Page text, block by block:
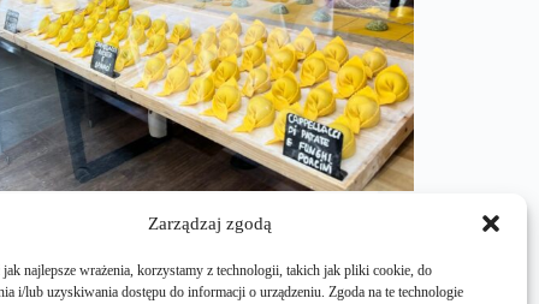
Zarządzaj zgodą
najlepsze wrażenia, korzystamy z technologii, takich jak pliki cookie, do
i/lub uzyskiwania dostępu do informacji o urządzeniu. Zgoda na te technologie
świecie. To miasto piękne i na wskroś
ustami w końcu zaczyna ci
w brzuchu. To niechybny znak, że trzeba